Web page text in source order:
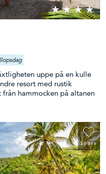
uppe på en kulle
resort med rustik
hammocken på altanen
Spara